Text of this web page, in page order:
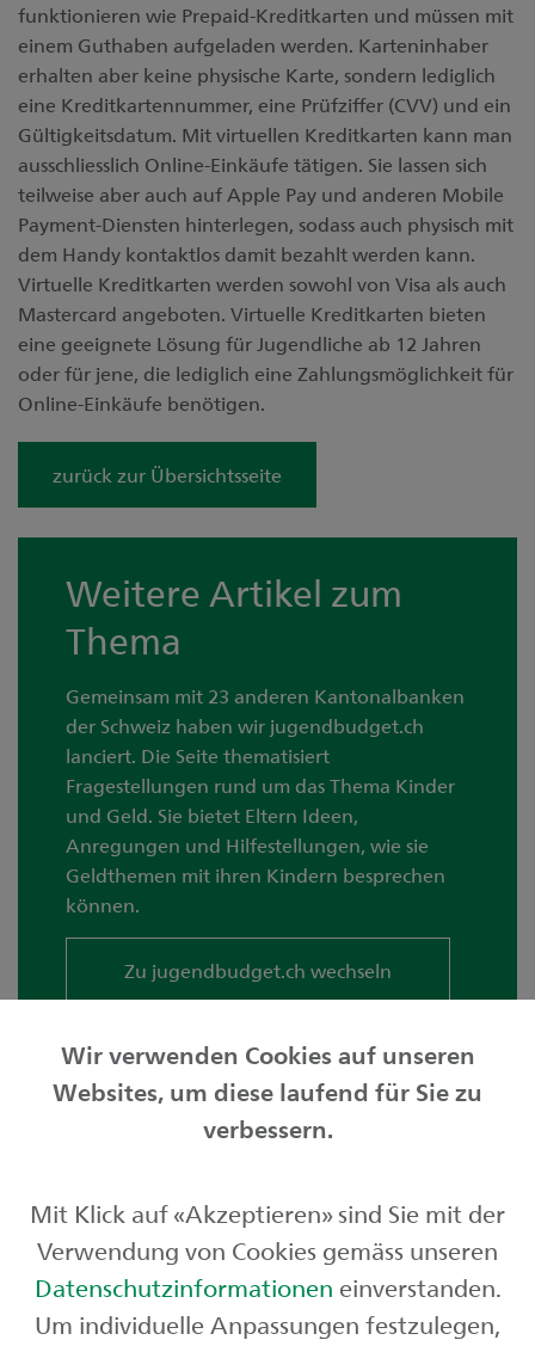
funktionieren wie Prepaid-Kreditkarten und müssen mit
einem Guthaben aufgeladen werden. Karteninhaber
erhalten aber keine physische Karte, sondern lediglich
eine Kreditkartennummer, eine Prüfziffer (CVV) und ein
Gültigkeitsdatum. Mit virtuellen Kreditkarten kann man
ausschliesslich Online-Einkäufe tätigen. Sie lassen sich
teilweise aber auch auf Apple Pay und anderen Mobile
Payment-Diensten hinterlegen, sodass auch physisch mit
dem Handy kontaktlos damit bezahlt werden kann.
Virtuelle Kreditkarten werden sowohl von Visa als auch
Mastercard angeboten. Virtuelle Kreditkarten bieten
eine geeignete Lösung für Jugendliche ab 12 Jahren
oder für jene, die lediglich eine Zahlungsmöglichkeit für
Online-Einkäufe benötigen.
zurück zur Übersichtsseite
Weitere Artikel zum
Thema
Gemeinsam mit 23 anderen Kantonalbanken
der Schweiz haben wir jugendbudget.ch
lanciert. Die Seite thematisiert
Fragestellungen rund um das Thema Kinder
und Geld. Sie bietet Eltern Ideen,
Anregungen und Hilfestellungen, wie sie
Geldthemen mit ihren Kindern besprechen
können.
Zu jugendbudget.ch wechseln
Privatkunden
Börse und Märkte
Über uns
Wir verwenden Cookies auf unseren
Websites, um diese laufend für Sie zu
verbessern.
Mit Klick auf «Akzeptieren» sind Sie mit der
Verwendung von Cookies gemäss unseren
Datenschutzinformationen einverstanden.
Um individuelle Anpassungen festzulegen,